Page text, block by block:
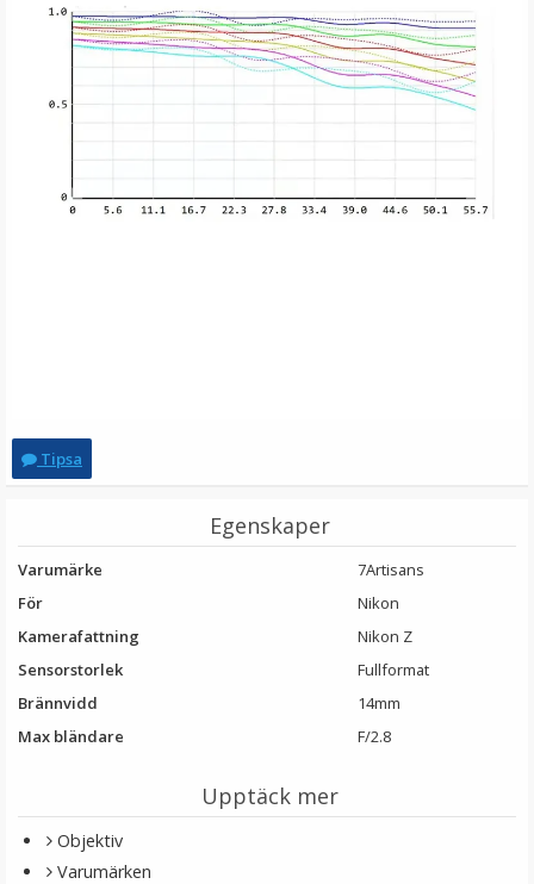
Tipsa
Egenskaper
Varumärke
7Artisans
För
Nikon
Kamerafattning
Nikon Z
Sensorstorlek
Fullformat
Brännvidd
14mm
Max bländare
F/2.8
Upptäck mer
Objektiv
Varumärken